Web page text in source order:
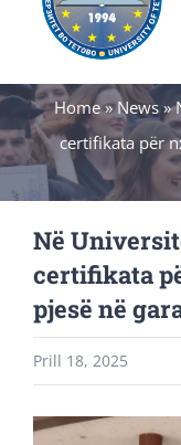
Home»News »
certifikata për
Në
certifikata
pjesë në
Prill 18, 2025
View